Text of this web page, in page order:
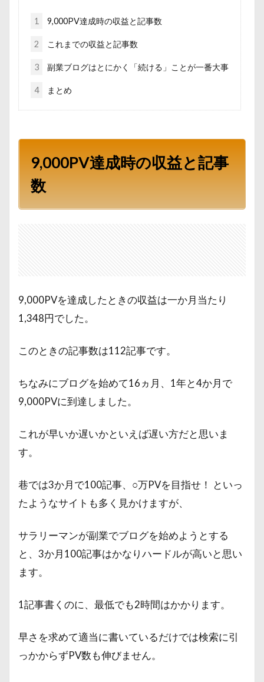
1 9,000PV達成時の収益と記事数
2 これまでの収益と記事数
3 副業ブログはとにかく「続ける」ことが一番大事
4 まとめ
9,000PV達成時の収益と記事
数
9,000PVを達成したときの収益は一か月当たり
1,348円でした。
このときの記事数は112記事です。
ちなみにブログを始めて16ヵ月、1年と4か月で
9,000PVに到達しました。
これが早いか遅いかといえば遅い方だと思いま
す。
巷では3か月で100記事、○万PVを目指せ！ といっ
たようなサイトも多く見かけますが、
サラリーマンが副業でブログを始めようとする
と、3か月100記事はかなりハードルが高いと思い
ます。
1記事書くのに、最低でも2時間はかかります。
早さを求めて適当に書いているだけでは検索に引
っかからずPV数も伸びません。